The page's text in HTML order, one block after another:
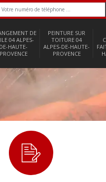
DE
04 ALPES-
DE-HAUTE-
PROVENCE
PEINTURE SUR
TOITURE 04
ALPES-DE-HAUTE-
PROVENCE